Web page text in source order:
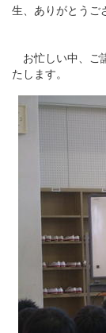
生、ありがとうご
お忙しい中、ご
たします。